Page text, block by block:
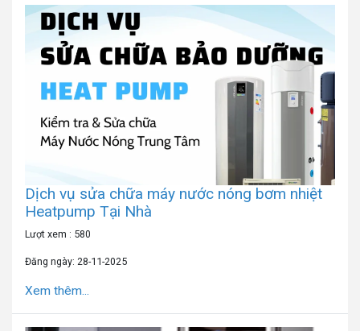
Dịch vụ sửa chữa máy nước nóng bơm nhiệt
Heatpump Tại Nhà
Lượt xem : 580
Đăng ngày: 28-11-2025
Xem thêm...